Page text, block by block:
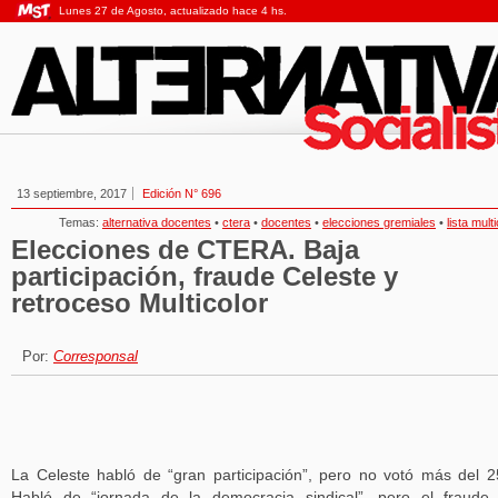
Lunes 27 de Agosto, actualizado hace 4 hs.
13 septiembre, 2017 Edición N° 696
Temas: alternativa docentes • ctera • docentes • elecciones gremiales • lista
Elecciones de CTERA. Baja
participación, fraude Celeste y
retroceso Multicolor
Por: Corresponsal
La Celeste habló de “gran participación”, pero no votó más del